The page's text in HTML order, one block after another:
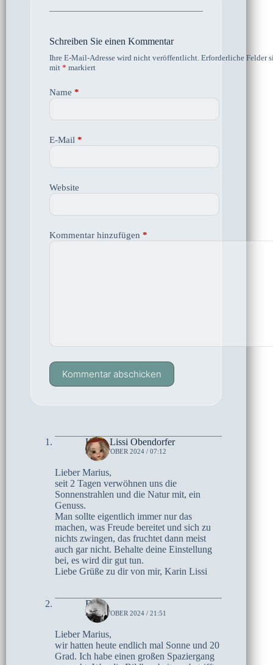
Schreiben Sie einen Kommentar
Ihre E-Mail-Adresse wird nicht veröffentlicht. Erforderliche Felder
mit * markiert
Name *
E-Mail *
Website
Kommentar hinzufügen *
Kommentar abschicken
Karin Lissi Obendorfer
24. OKTOBER 2024 / 07:12
Lieber Marius,
seit 2 Tagen verwöhnen uns die
Sonnenstrahlen und die Natur mit, ein
Genuss.
Man sollte eigentlich immer nur das
machen, was Freude bereitet und sich zu
nichts zwingen, das fruchtet dann meist
auch gar nicht. Behalte deine Einstellung
bei, es wird dir gut tun.
Liebe Grüße zu dir von mir, Karin Lissi
Elke
21. OKTOBER 2024 / 21:51
Lieber Marius,
wir hatten heute endlich mal Sonne und 20
Grad. Ich habe einen großen Spaziergang